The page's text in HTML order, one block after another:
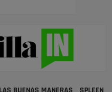
LAS BUENAS MANERAS SPLEEN